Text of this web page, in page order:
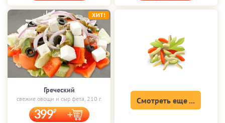
Греческий
свежие овощи и сыр фета, 210 г.
399
ХИТ!
Смотреть еще ...